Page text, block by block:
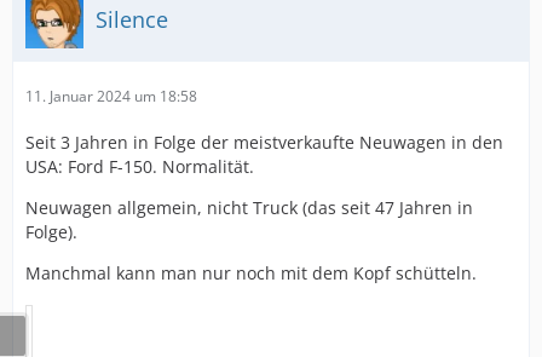
Silence
11. Januar 2024 um 18:58
Seit 3 Jahren in Folge der meistverkaufte Neuwagen in den
USA: Ford F-150. Normalität.
Neuwagen allgemein, nicht Truck (das seit 47 Jahren in
Folge).
Manchmal kann man nur noch mit dem Kopf schütteln.